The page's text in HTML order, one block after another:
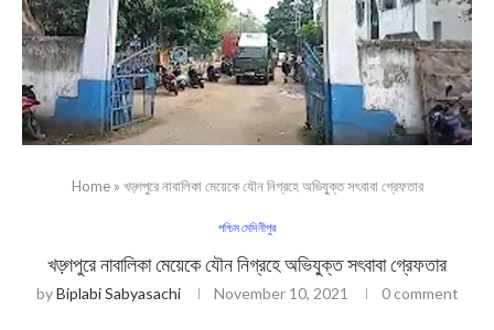
Home» খড়্গপুরে নাবালিকা মেয়েকে যৌন নিগ্রহে অভিযু্ক্ত সৎবাবা গ্রেফতার
পশ্চিম মেদিনীপুর
খড়্গপুরে নাবালিকা মেয়েকে যৌন নিগ্রহে অভিযু্ক্ত সৎবাবা গ্রেফতার
byBiplabi Sabyasachi November 10, 2021 0 comment